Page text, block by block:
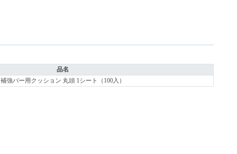
品名
補強バー用クッション 丸頭 1シート（100入）